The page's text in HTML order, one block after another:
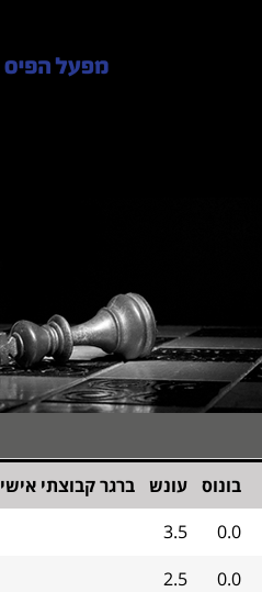
בונוס עונש ברגר קבוצתי אישי
0.0
3.5
0.0
2.5